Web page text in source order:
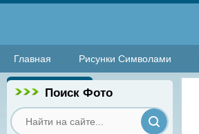
Главная Рисунки Символами
Поиск Фото